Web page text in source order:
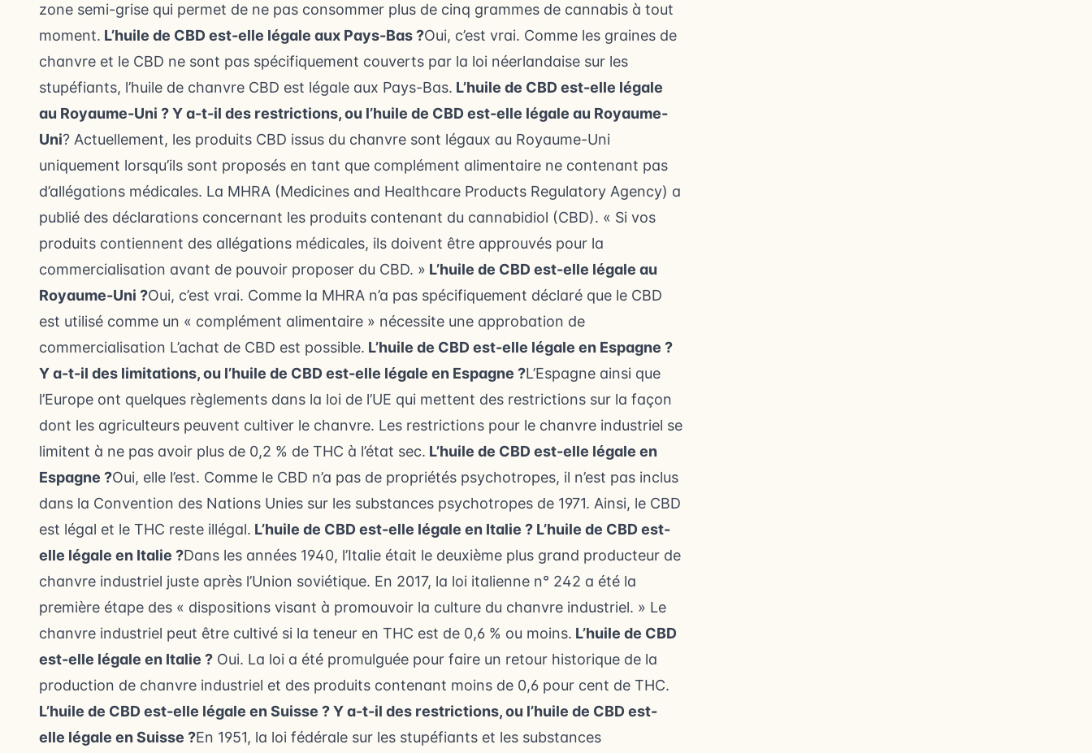
zone semi-grise qui permet de ne pas consommer plus de cinq grammes de cannabis à tout
moment. L’huile de CBD est-elle légale aux Pays-Bas ?Oui, c’est vrai. Comme les graines de
chanvre et le CBD ne sont pas spécifiquement couverts par la loi néerlandaise sur les
stupéfiants, l’huile de chanvre CBD est légale aux Pays-Bas. L’huile de CBD est-elle légale
au Royaume-Uni ?Y a-t-il des restrictions, ou l’huile de CBD est-elle légale au Royaume-
Uni? Actuellement, les produits CBD issus du chanvre sont légaux au Royaume-Uni
uniquement lorsqu’ils sont proposés en tant que complément alimentaire ne contenant pas
d’allégations médicales. La MHRA (Medicines and Healthcare Products Regulatory Agency) a
publié des déclarations concernant les produits contenant du cannabidiol (CBD). « Si vos
produits contiennent des allégations médicales, ils doivent être approuvés pour la
commercialisation avant de pouvoir proposer du CBD. » L’huile de CBD est-elle légale au
Royaume-Uni ?Oui, c’est vrai. Comme la MHRA n’a pas spécifiquement déclaré que le CBD
est utilisé comme un « complément alimentaire » nécessite une approbation de
commercialisation L’achat de CBD est possible. L’huile de CBD est-elle légale en Espagne ?
Y a-t-il des limitations, ou l’huile de CBD est-elle légale en Espagne ?L’Espagne ainsi que
l’Europe ont quelques règlements dans la loi de l’UE qui mettent des restrictions sur la façon
dont les agriculteurs peuvent cultiver le chanvre. Les restrictions pour le chanvre industriel se
limitent à ne pas avoir plus de 0,2 % de THC à l’état sec. L’huile de CBD est-elle légale en
Espagne ?Oui, elle l’est. Comme le CBD n’a pas de propriétés psychotropes, il n’est pas inclus
dans la Convention des Nations Unies sur les substances psychotropes de 1971. Ainsi, le CBD
est légal et le THC reste illégal. L’huile de CBD est-elle légale en Italie ? L’huile de CBD est-
elle légale en Italie ?Dans les années 1940, l’Italie était le deuxième plus grand producteur de
chanvre industriel juste après l’Union soviétique. En 2017, la loi italienne n° 242 a été la
première étape des « dispositions visant à promouvoir la culture du chanvre industriel. » Le
chanvre industriel peut être cultivé si la teneur en THC est de 0,6 % ou moins. L’huile de CBD
est-elle légale en Italie ? Oui. La loi a été promulguée pour faire un retour historique de la
production de chanvre industriel et des produits contenant moins de 0,6 pour cent de THC.
L’huile de CBD est-elle légale en Suisse ?Y a-t-il des restrictions, ou l’huile de CBD est-
elle légale en Suisse ?En 1951, la loi fédérale sur les stupéfiants et les substances